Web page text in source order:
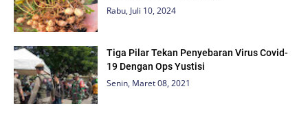
Rabu, Juli 10, 2024
Tiga Pilar Tekan Penyebaran Virus Covid-
19 Dengan Ops Yustisi
Senin, Maret 08, 2021